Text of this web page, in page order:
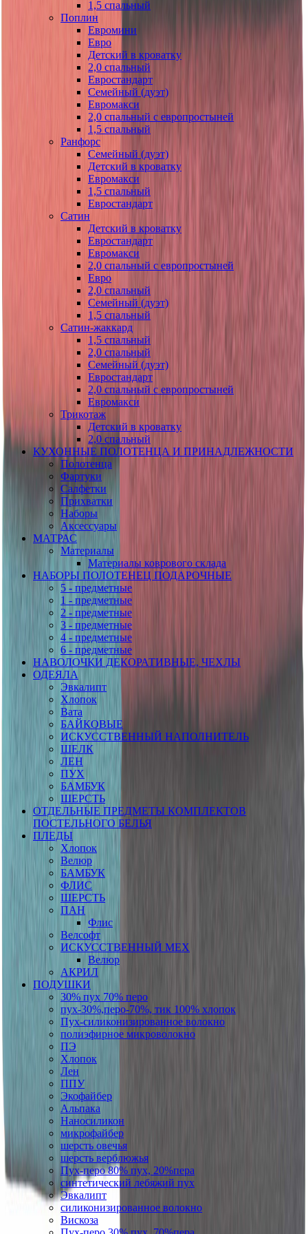
1,5 спальный
Поплин
Евромини
Евро
Детский в кроватку
2,0 спальный
Евростандарт
Семейный (дуэт)
Евромакси
2,0 спальный с европростыней
1,5 спальный
Ранфорс
Семейный (дуэт)
Детский в кроватку
Евромакси
1,5 спальный
Евростандарт
Сатин
Детский в кроватку
Евростандарт
Евромакси
2,0 спальный с европростыней
Евро
2,0 спальный
Семейный (дуэт)
1,5 спальный
Сатин-жаккард
1,5 спальный
2,0 спальный
Семейный (дуэт)
Евростандарт
2,0 спальный с европростыней
Евромакси
Трикотаж
Детский в кроватку
2,0 спальный
КУХОННЫЕ ПОЛОТЕНЦА И ПРИНАДЛЕЖНОСТИ
Полотенца
Фартуки
Салфетки
Прихватки
Наборы
Аксессуары
МАТРАС
Материалы
Материалы коврового склада
НАБОРЫ ПОЛОТЕНЕЦ ПОДАРОЧНЫЕ
5 - предметные
1 - предметные
2 - предметные
3 - предметные
4 - предметные
6 - предметные
НАВОЛОЧКИ ДЕКОРАТИВНЫЕ, ЧЕХЛЫ
ОДЕЯЛА
Эвкалипт
Хлопок
Вата
БАЙКОВЫЕ
ИСКУССТВЕННЫЙ НАПОЛНИТЕЛЬ
ШЕЛК
ЛЕН
ПУХ
БАМБУК
ШЕРСТЬ
ОТДЕЛЬНЫЕ ПРЕДМЕТЫ КОМПЛЕКТОВ
ПОСТЕЛЬНОГО БЕЛЬЯ
ПЛЕДЫ
Хлопок
Велюр
БАМБУК
ФЛИС
ШЕРСТЬ
ПАН
Флис
Велсофт
ИСКУССТВЕННЫЙ МЕХ
Велюр
АКРИЛ
ПОДУШКИ
30% пух 70% перо
пух-30%,перо-70%, тик 100% хлопок
Пух-силиконизированное волокно
полиэфирное микроволокно
ПЭ
Хлопок
Лен
ППУ
Экофайбер
Альпака
Наносиликон
микрофайбер
шерсть овечья
шерсть верблюжья
Пух-перо 80% пух, 20%пера
синтетический лебяжий пух
Эвкалипт
силиконизированное волокно
Вискоза